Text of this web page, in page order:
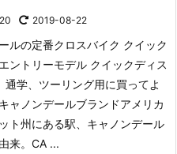
2019-08-22
ルの定番クロスバイク クイック
ントリーモデル クイックディス
通学、ツーリング用に買ってよ
ャノンデールブランドアメリカ
ト州にある駅、キャノンデール
来。 CA ...